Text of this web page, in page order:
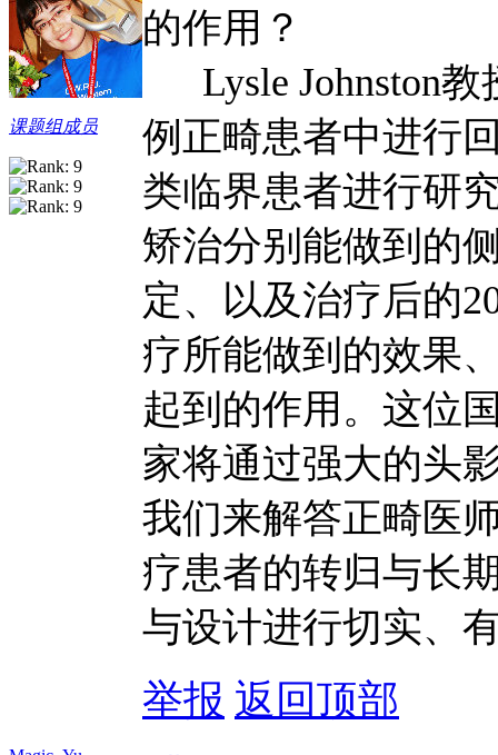
课题组成员
的作用？
Lysle Johnston教
例正畸患者中进行
类临界患者进行研
矫治分别能做到的
定、以及治疗后的
疗所能做到的效果
起到的作用。这位
家将通过强大的头
我们来解答正畸医
疗患者的转归与长
与设计进行切实、
举报 返回顶部